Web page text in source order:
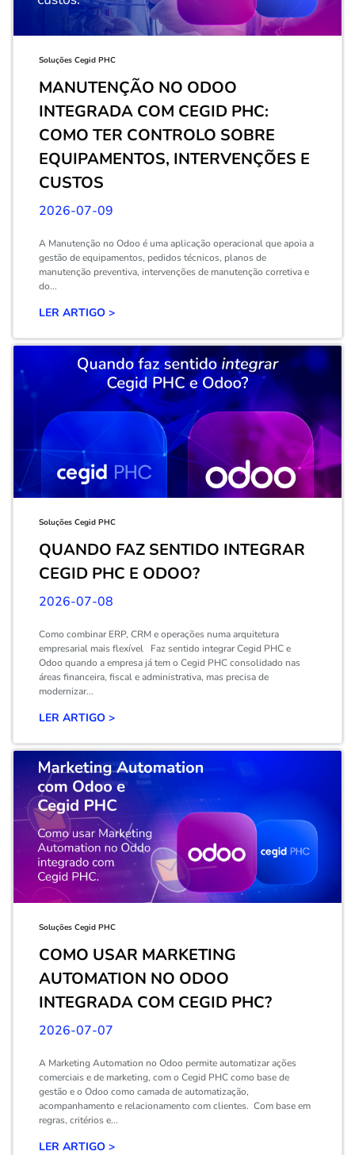
Soluções Cegid PHC
MANUTENÇÃO NO ODOO
INTEGRADA COM CEGID PHC:
COMO TER CONTROLO SOBRE
EQUIPAMENTOS, INTERVENÇÕES E
CUSTOS
2026-07-09
A Manutenção no Odoo é uma aplicação operacional que apoia a
gestão de equipamentos, pedidos técnicos, planos de
manutenção preventiva, intervenções de manutenção corretiva e
do...
LER ARTIGO >
Soluções Cegid PHC
QUANDO FAZ SENTIDO INTEGRAR
CEGID PHC E ODOO?
2026-07-08
Como combinar ERP, CRM e operações numa arquitetura
empresarial mais flexível Faz sentido integrar Cegid PHC e
Odoo quando a empresa já tem o Cegid PHC consolidado nas
áreas financeira, fiscal e administrativa, mas precisa de
modernizar...
LER ARTIGO >
Soluções Cegid PHC
COMO USAR MARKETING
AUTOMATION NO ODOO
INTEGRADA COM CEGID PHC?
2026-07-07
A Marketing Automation no Odoo permite automatizar ações
comerciais e de marketing, com o Cegid PHC como base de
gestão e o Odoo como camada de automatização,
acompanhamento e relacionamento com clientes. Com base em
regras, critérios e...
LER ARTIGO >